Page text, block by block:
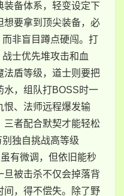
装备体系，轻变设定下
想要拿到顶尖装备，必
非盲目蹲点硬闯。打
士优先堆攻击和血
法盾等级，道士则要把
水，组队打BOSS时一
恨、法师远程爆发输
三者配合默契才能轻松
独自挑战高等级
有微调，但依旧能秒
旦被击杀不仅会掉落背
间，得不偿失。除了野